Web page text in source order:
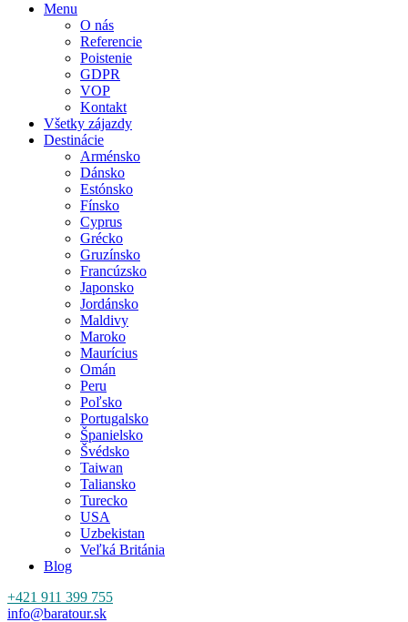
Menu
O nás
Referencie
Poistenie
GDPR
VOP
Kontakt
Všetky zájazdy
Destinácie
Arménsko
Dánsko
Estónsko
Fínsko
Cyprus
Grécko
Gruzínsko
Francúzsko
Japonsko
Jordánsko
Maldivy
Maroko
Maurícius
Omán
Peru
Poľsko
Portugalsko
Španielsko
Švédsko
Taiwan
Taliansko
Turecko
USA
Uzbekistan
Veľká Británia
Blog
+421 911 399 755
info@baratour.sk